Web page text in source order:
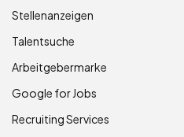
Stellenanzeigen
Talentsuche
Arbeitgebermarke
Google for Jobs
Recruiting Services